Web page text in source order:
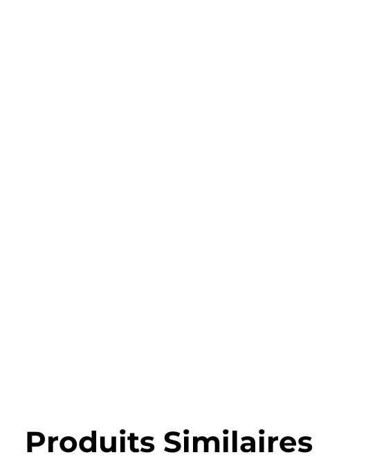
Produits Similaires